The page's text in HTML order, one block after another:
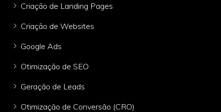
Criação de Landing Pages
Criação de Websites
Google Ads
Otimização de SEO
Geração de Leads
Otimização de Conversão (CRO)